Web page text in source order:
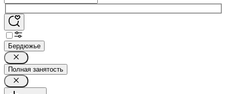
Бердюжье
Полная занятость